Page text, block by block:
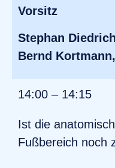
Vorsitz
Stephan
Bernd
14:00 – 14:15
Ist die
Fußbereich noch